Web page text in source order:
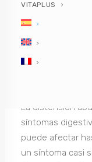
VITAPLUS
La distensión
paciente
apreciarse y
La distensión
síntomas
puede afectar
un síntoma casi